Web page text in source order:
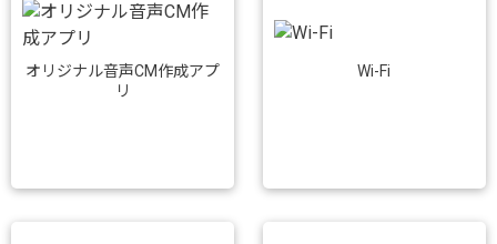
オリジナル音声CM作成アプ
リ
Wi-Fi